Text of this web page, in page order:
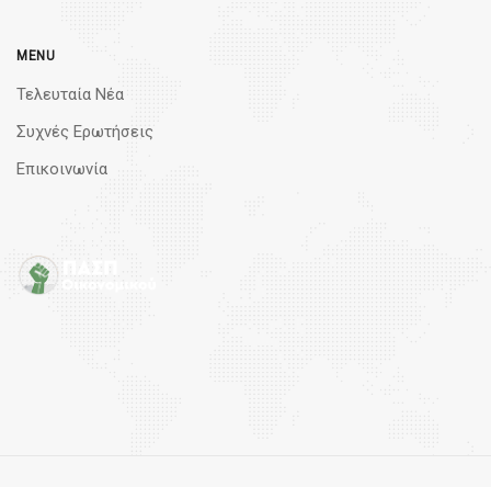
MENU
Τελευταία Νέα
Συχνές Ερωτήσεις
Επικοινωνία